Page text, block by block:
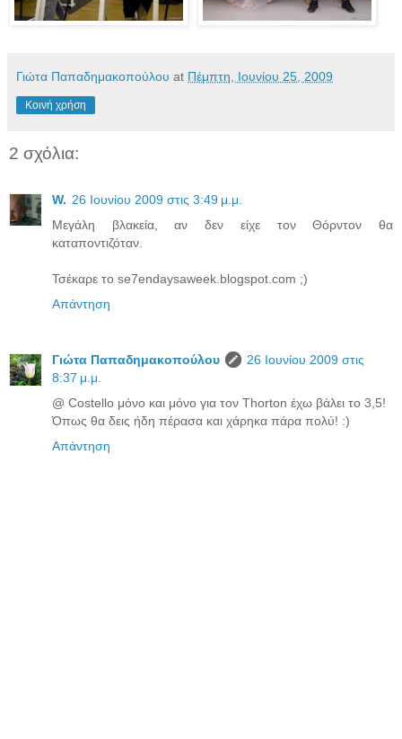
Γιώτα Παπαδημακοπούλου at Πέμπτη, Ιουνίου 25, 2009
Κοινή χρήση
2 σχόλια:
W. 26 Ιουνίου 2009 στις 3:49 μ.μ.
Μεγάλη βλακεία, αν δεν είχε τον Θόρντον θα
καταποντιζόταν.
Τσέκαρε το se7endaysaweek.blogspot.com ;)
Απάντηση
Γιώτα Παπαδημακοπούλου
26 Ιουνίου 2009 στις
8:37 μ.μ.
@ Costello μόνο και μόνο για τον Thorton έχω βάλει το 3,5!
Όπως θα δεις ήδη πέρασα και χάρηκα πάρα πολύ! :)
Απάντηση